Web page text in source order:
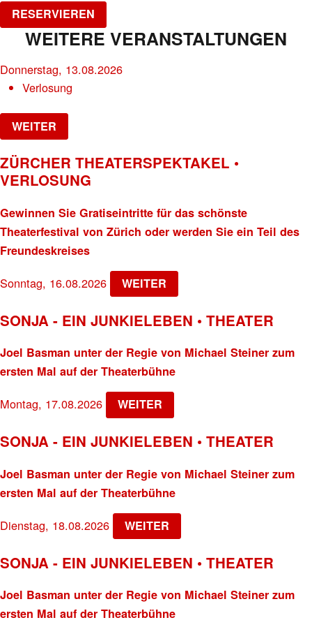
RESERVIEREN
WEITERE VERANSTALTUNGEN
Donnerstag, 13.08.2026
Verlosung
WEITER
ZÜRCHER THEATERSPEKTAKEL •
VERLOSUNG
Gewinnen Sie Gratiseintritte für das schönste
Theaterfestival von Zürich oder werden Sie ein Teil des
Freundeskreises
Sonntag, 16.08.2026 WEITER
SONJA - EIN JUNKIELEBEN • THEATER
Joel Basman unter der Regie von Michael Steiner zum
ersten Mal auf der Theaterbühne
Montag, 17.08.2026 WEITER
SONJA - EIN JUNKIELEBEN • THEATER
Joel Basman unter der Regie von Michael Steiner zum
ersten Mal auf der Theaterbühne
Dienstag, 18.08.2026 WEITER
SONJA - EIN JUNKIELEBEN • THEATER
Joel Basman unter der Regie von Michael Steiner zum
ersten Mal auf der Theaterbühne